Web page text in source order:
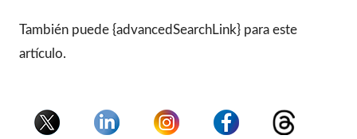
También puede {advancedSearchLink} para este
artículo.